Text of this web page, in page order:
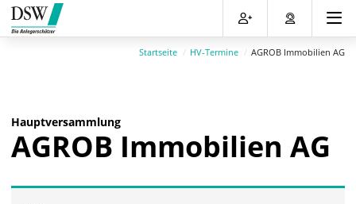
Direkt
zum
Inhalt
Direkt
zum
Hauptmenu
Direkt
zur
Suche
Direkt
zum
Footer
Startseite HV-Termine AGROB Immobilien AG
Hauptversammlung
AGROB Immobilien AG